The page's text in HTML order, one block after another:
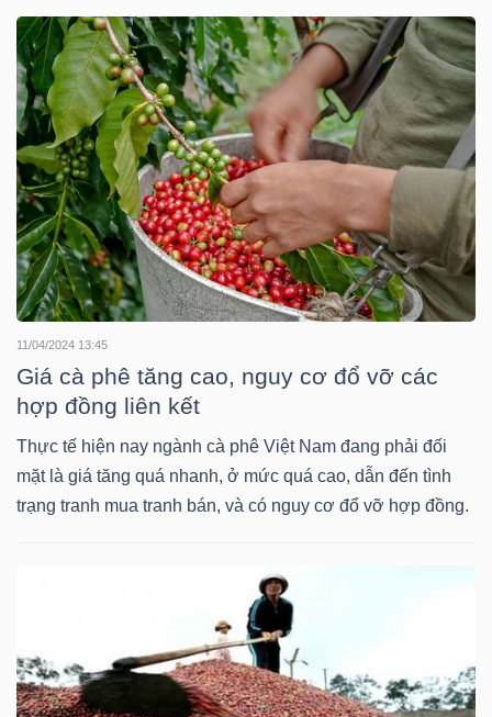
11/04/2024 13:45
Giá cà phê tăng cao, nguy cơ đổ vỡ các
hợp đồng liên kết
Thực tế hiện nay ngành cà phê Việt Nam đang phải đối
mặt là giá tăng quá nhanh, ở mức quá cao, dẫn đến tình
trạng tranh mua tranh bán, và có nguy cơ đổ vỡ hợp đồng.
DOANH
NGHIỆP
BẤT
ĐỘNG
SẢN
TÀI
CHÍNH
HÀNG
TẾ